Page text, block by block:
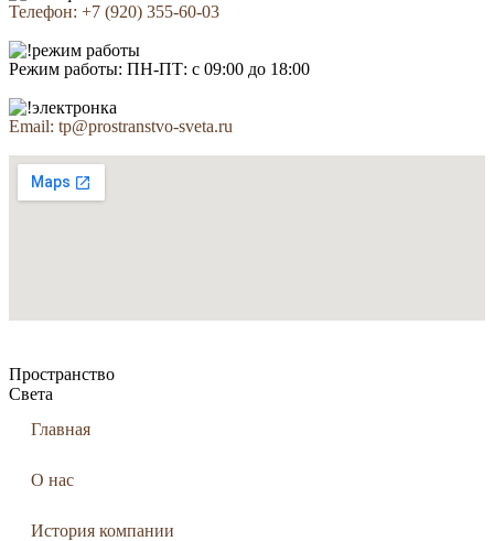
Телефон: +7 (920) 355-60-03
Режим работы: ПН-ПТ: с 09:00 до 18:00
Email: tp@prostranstvo-sveta.ru
Пространство
Света
Главная
О нас
История компании